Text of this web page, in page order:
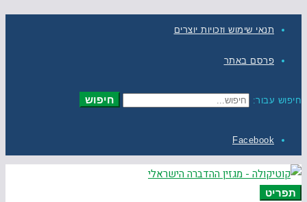
תנאי שימוש וזכויות יוצרים
פרסם באתר
חיפוש עבור: חיפוש
Facebook
תפריט